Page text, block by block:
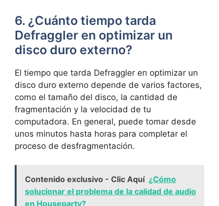
6. ¿Cuánto tiempo tarda
Defraggler en optimizar un
disco duro externo?
El tiempo que tarda Defraggler en optimizar un
disco duro externo depende de varios factores,
como el tamaño del disco, la cantidad de
fragmentación y la velocidad de tu
computadora. En general, puede tomar desde
unos minutos hasta horas para completar el
proceso de desfragmentación.
Contenido exclusivo - Clic Aquí ¿Cómo
solucionar el problema de la calidad de audio
en Houseparty?